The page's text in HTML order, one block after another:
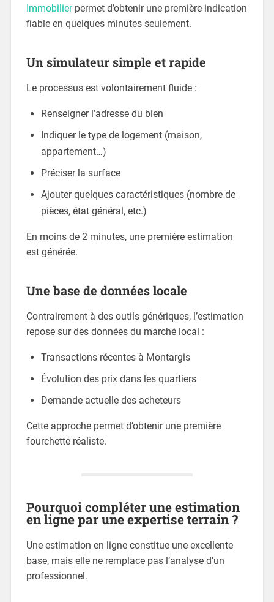
Immobilierpermet d’obtenir une première indication
fiable en quelques minutes seulement.
Un simulateur simple et rapide
Le processus est volontairement fluide :
Renseigner l’adresse du bien
Indiquer le type de logement (maison,
appartement…)
Préciser la surface
Ajouter quelques caractéristiques (nombre de
pièces, état général, etc.)
En moins de 2 minutes, une première estimation
est générée.
Une base de données locale
Contrairement à des outils génériques, l’estimation
repose sur des données du marché local :
Transactions récentes à Montargis
Évolution des prix dans les quartiers
Demande actuelle des acheteurs
Cette approche permet d’obtenir une première
fourchette réaliste.
Pourquoi compléter une estimation
en ligne par une expertise terrain ?
Une estimation en ligne constitue une excellente
base, mais elle ne remplace pas l’analyse d’un
professionnel.